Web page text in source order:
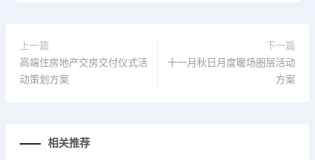
上一篇
高端住房地产交房交付仪式活
动策划方案
下一篇
十一月秋日月度暖场圈层活动
方案
相关推荐